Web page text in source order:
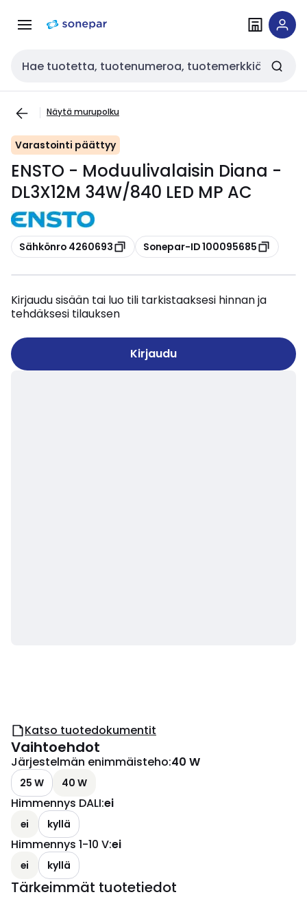
navigointiinsisältöön
Haku
Näytä murupolku
Varastointi päättyy
ENSTO - Moduulivalaisin Diana -
DL3X12M 34W/840 LED MP AC
Kopioi
Sähkönro 4260693 Kopioi
Sonepar-ID 100095685
Kirjaudu sisään tai luo tili tarkistaaksesi hinnan ja
tehdäksesi tilauksen
Kirjaudu
Katso tuotedokumentit
Vaihtoehdot
Järjestelmän enimmäisteho:40 W
25 W 40 W
Himmennys DALI:ei
ei kyllä
Himmennys 1-10 V:ei
ei kyllä
Tärkeimmät tuotetiedot